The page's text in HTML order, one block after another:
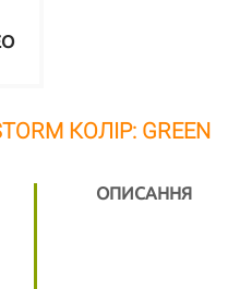
КОЛІР: GREEN
ОПИСАННЯ